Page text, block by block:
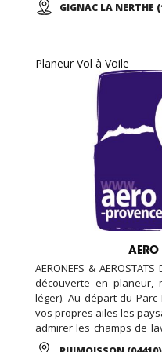
la marche et sa
GIGNAC LA NERTHE
Planeur Vol à Voile
AERO
AERONEFS &
découverte en planeur,
léger). Au départ du
vos propres ailes les
admirer les champs de
le lac Sainte-Croix ou